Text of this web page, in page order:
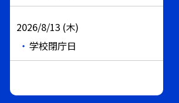
2026/8/13 (木)
学校閉庁日